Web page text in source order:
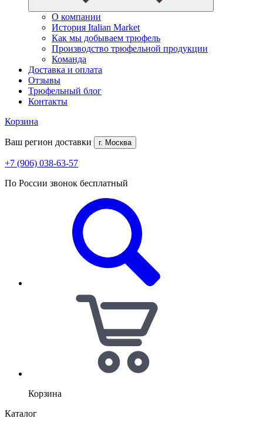
О компании
История Italian Market
Как мы добываем трюфель
Производство трюфельной продукции
Команда
Доставка и оплата
Отзывы
Трюфельный блог
Контакты
Корзина
Ваш регион доставки г. Москва
+7 (906) 038-63-57
По России звонок бесплатный
Корзина
Каталог